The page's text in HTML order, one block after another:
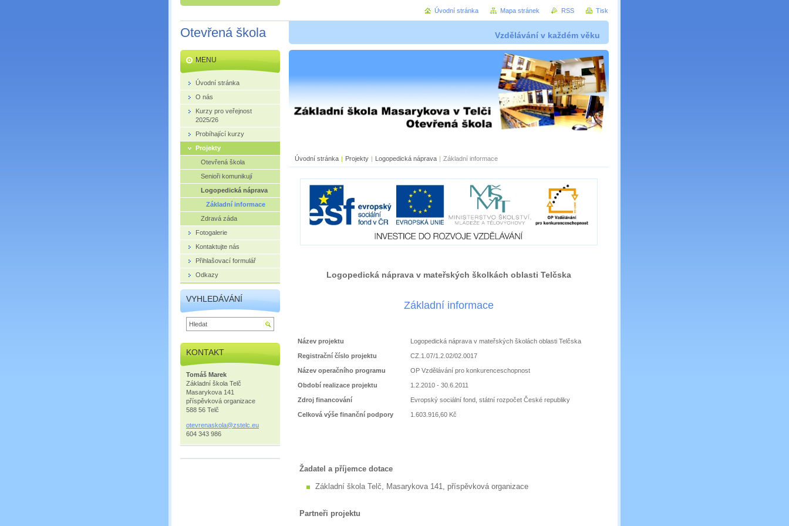
Otevřená škola Vzdělávání v každém věku
Úvodní stránka | Projekty | Logopedická náprava | Základní informace
Logopedická náprava v mateřských školkách oblasti Telčska
Základní informace
Název projektu Logopedická náprava v mateřských školách oblasti Telčska
Registrační číslo projektu CZ.1.07/1.2.02/02.0017
Název operačního programu OP Vzdělávání pro konkurenceschopnost
Období realizace projektu 1.2.2010 - 30.6.2011
Zdroj financování Evropský sociální fond, státní rozpočet České republiky
Celková výše finanční podpory 1.603.916,60 Kč
Žadatel a příjemce dotace
Základní škola Telč, Masarykova 141, příspěvková organizace
Partneři projektu
MENU
Úvodní stránka
O nás
Kurzy pro veřejnost
2025/26
Probíhající kurzy
Projekty
Otevřená škola
Senioři komunikují
Logopedická náprava
Základní informace
Zdravá záda
Fotogalerie
Kontaktujte nás
Přihlašovací formulář
Odkazy
VYHLEDÁVÁNÍ
KONTAKT
Tomáš Marek
Základní škola Telč
Masarykova 141
příspěvková organizace
588 56 Telč
otevrenaskola@zstelc.eu
604 343 986
Úvodní stránka Mapa stránek RSS Tisk